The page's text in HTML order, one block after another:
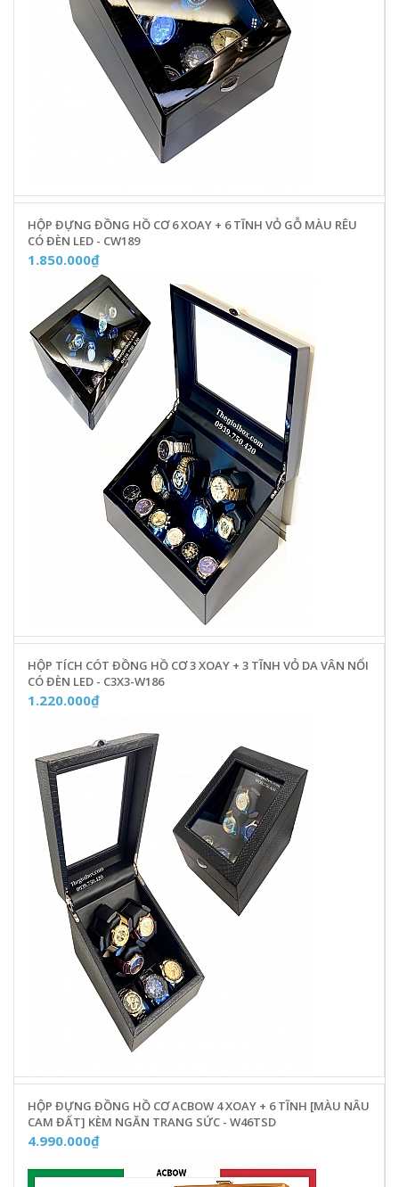
HỘP ĐỰNG ĐỒNG HỒ CƠ 6 XOAY + 6 TĨNH VỎ GỖ MÀU RÊU
CÓ ĐÈN LED - CW189
1.850.000₫
HỘP TÍCH CÓT ĐỒNG HỒ CƠ 3 XOAY + 3 TĨNH VỎ DA VÂN NỔI
CÓ ĐÈN LED - C3X3-W186
1.220.000₫
HỘP ĐỰNG ĐỒNG HỒ CƠ ACBOW 4 XOAY + 6 TĨNH [MÀU NÂU
CAM ĐẤT] KÈM NGĂN TRANG SỨC - W46TSD
4.990.000₫